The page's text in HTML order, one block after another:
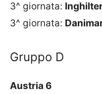
3^ giornata:
3^ giornata:
Gruppo D
Austria 6